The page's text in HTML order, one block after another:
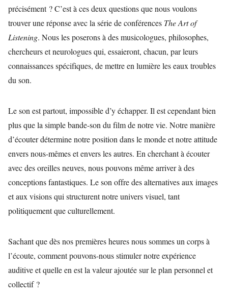
précisément ? C’est à ces deux questions que nous voulons
trouver une réponse avec la série de conférences The Art of
Listening. Nous les poserons à des musicologues, philosophes,
chercheurs et neurologues qui, essaieront, chacun, par leurs
connaissances spécifiques, de mettre en lumière les eaux troubles
du son.
Le son est partout, impossible d’y échapper. Il est cependant bien
plus que la simple bande-son du film de notre vie. Notre manière
d’écouter détermine notre position dans le monde et notre attitude
envers nous-mêmes et envers les autres. En cherchant à écouter
avec des oreilles neuves, nous pouvons même arriver à des
conceptions fantastiques. Le son offre des alternatives aux images
et aux visions qui structurent notre univers visuel, tant
politiquement que culturellement.
Sachant que dès nos premières heures nous sommes un corps à
l’écoute, comment pouvons-nous stimuler notre expérience
auditive et quelle en est la valeur ajoutée sur le plan personnel et
collectif ?